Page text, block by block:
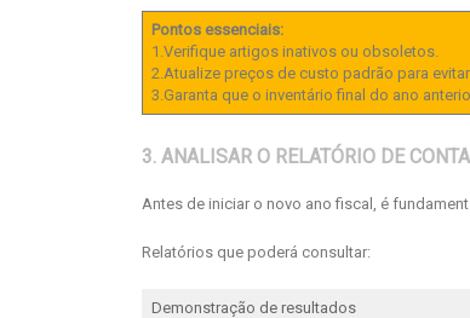
Pontos essenciais:
1.Verifique artigos inativos ou obsoletos.
2.Atualize preços de custo padrão para
3.Garanta que o inventário final do ano
3. ANALISAR O RELATÓRIO DE
Antes de iniciar o novo ano fiscal, é
Relatórios que poderá consultar:
Demonstração de resultados